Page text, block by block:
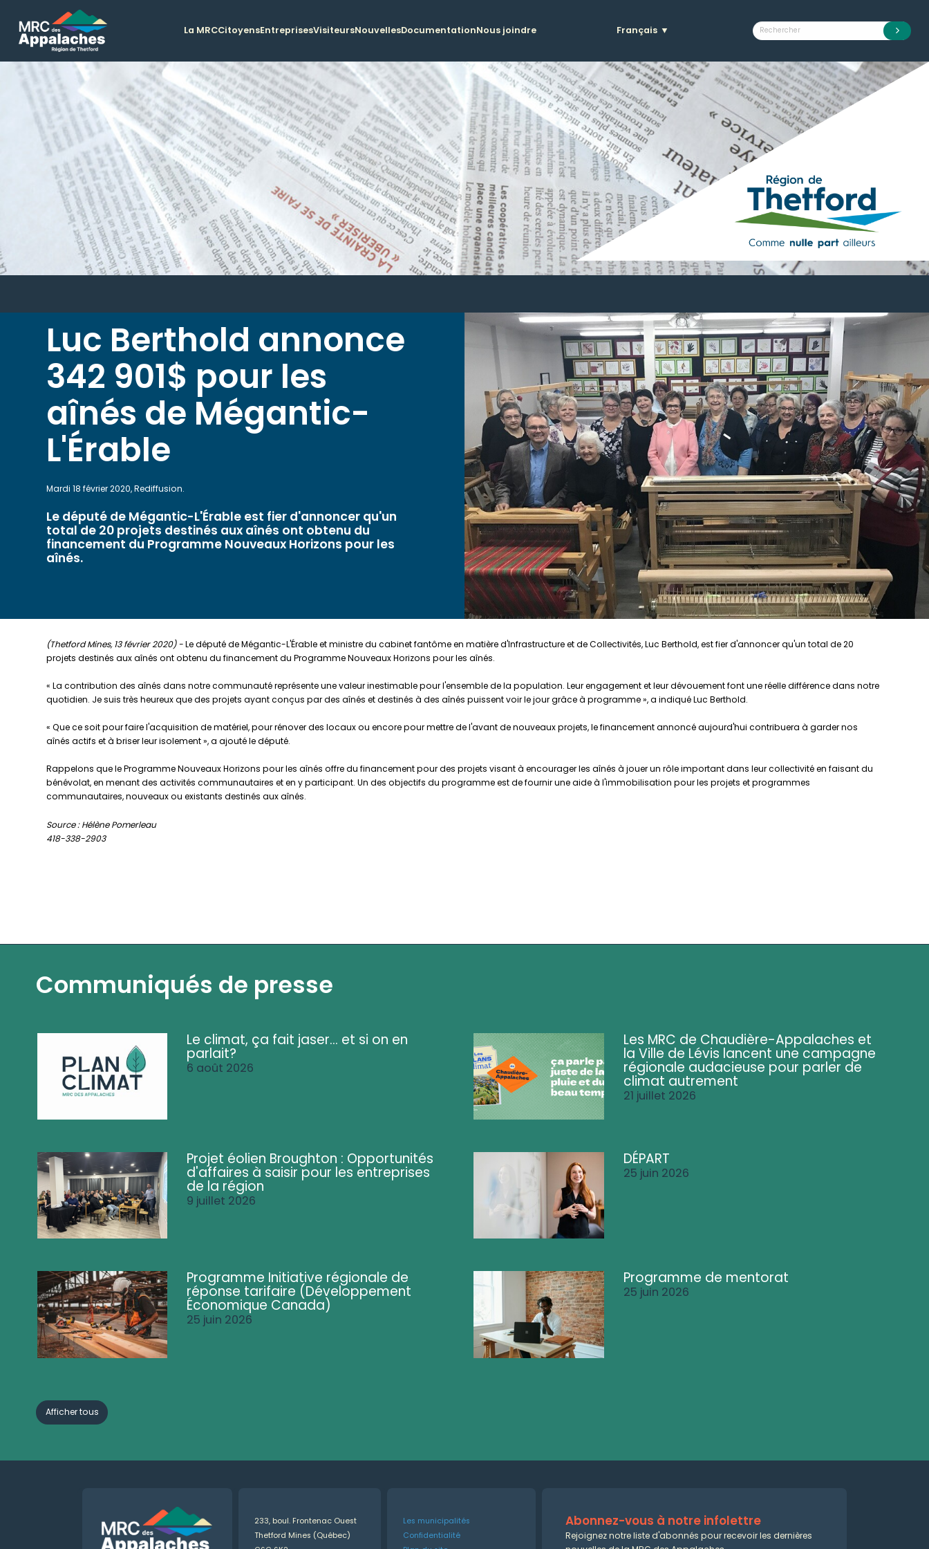
La MRCCitoyensEntreprisesVisiteursNouvellesDocumentationNous joindre Français ▼
Luc Berthold annonce
342 901$ pour les
aînés de Mégantic-
L'Érable
Mardi 18 février 2020, Rediffusion.
Le député de Mégantic-L'Érable est fier d'annoncer qu'un
total de 20 projets destinés aux aînés ont obtenu du
financement du Programme Nouveaux Horizons pour les
aînés.
(Thetford Mines, 13 février 2020) -Le député de Mégantic-L'Érable et ministre du cabinet fantôme en matière d'Infrastructure et de Collectivités, Luc Berthold, est fier d'annoncer qu'un total de 20
projets destinés aux aînés ont obtenu du financement du Programme Nouveaux Horizons pour les aînés.
« La contribution des aînés dans notre communauté représente une valeur inestimable pour l'ensemble de la population. Leur engagement et leur dévouement font une réelle différence dans notre
quotidien. Je suis très heureux que des projets ayant conçus par des aînés et destinés à des aînés puissent voir le jour grâce à programme », a indiqué Luc Berthold.
« Que ce soit pour faire l'acquisition de matériel, pour rénover des locaux ou encore pour mettre de l'avant de nouveaux projets, le financement annoncé aujourd'hui contribuera à garder nos
aînés actifs et à briser leur isolement », a ajouté le député.
Rappelons que le Programme Nouveaux Horizons pour les aînés offre du financement pour des projets visant à encourager les aînés à jouer un rôle important dans leur collectivité en faisant du
bénévolat, en menant des activités communautaires et en y participant. Un des objectifs du programme est de fournir une aide à l'immobilisation pour les projets et programmes
communautaires, nouveaux ou existants destinés aux aînés.
Source : Hélène Pomerleau
418-338-2903
Communiqués de presse
Le climat, ça fait jaser... et si on en
parlait?
6 août 2026
Les MRC de Chaudière-Appalaches et
la Ville de Lévis lancent une campagne
régionale audacieuse pour parler de
climat autrement
21 juillet 2026
Projet éolien Broughton : Opportunités
d'affaires à saisir pour les entreprises
de la région
9 juillet 2026
DÉPART
25 juin 2026
Programme Initiative régionale de
réponse tarifaire (Développement
Économique Canada)
25 juin 2026
Programme de mentorat
25 juin 2026
Afficher tous
233, boul. Frontenac Ouest
Thetford Mines (Québec)
Les municipalités
Confidentialité
Abonnez-vous à notre infolettre
Rejoignez notre liste d'abonnés pour recevoir les dernières